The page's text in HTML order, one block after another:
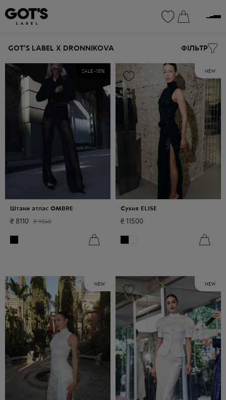
GOT’S LABEL X DRONNIKOVA ФІЛЬТР
Штани атлас OMBRE
₴ 8110 ₴ 9540
SALE -15%
Сукня ELISE
₴ 11500
NEW
NEW NEW